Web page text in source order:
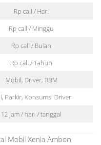
Rp call / Hari
Rp call / Minggu
Rp call / Bulan
Rp call / Tahun
Mobil, Driver, BBM
Parkir, Konsumsi Driver
12 jam / hari / tanggal
Mobil Xenia Ambon